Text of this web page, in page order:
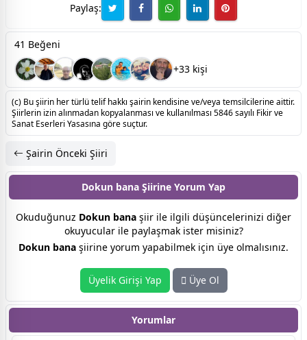
Paylaş:
41 Beğeni
+33 kişi
(c) Bu şiirin her türlü telif hakkı şairin kendisine ve/veya temsilcilerine aittir.
Şiirlerin izin alınmadan kopyalanması ve kullanılması 5846 sayılı Fikir ve
Sanat Eserleri Yasasına göre suçtur.
Şairin Önceki Şiiri
Dokun bana Şiirine Yorum Yap
Okuduğunuz Dokun bana şiir ile ilgili düşüncelerinizi diğer
okuyucular ile paylaşmak ister misiniz?
Dokun bana şiirine yorum yapabilmek için üye olmalısınız.
Üyelik Girişi Yap Üye Ol
Yorumlar